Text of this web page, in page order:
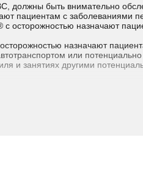
быть внимательно
пациентам с заболеваниями
осторожностью назначают
назначают
или
и занятиях другими